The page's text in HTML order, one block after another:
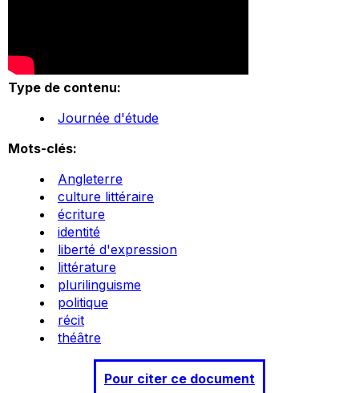
Type de contenu:
Journée d'étude
Mots-clés:
Angleterre
culture littéraire
écriture
identité
liberté d'expression
littérature
plurilinguisme
politique
récit
théâtre
Pour citer ce document